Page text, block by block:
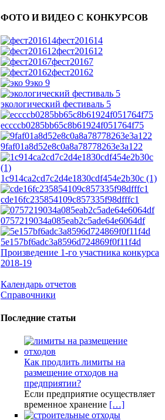
ФОТО И ВИДЕО С КОНКУРСОВ
фест201614
фест201612
фест20167
фест20162
эко 9
экологический фестиваль 5
eccccb0285bb65c8b61924f051764f75
9faf01a8d52e8c0a8a78778263e3a122
1c914ca2cd7c2d4e1830cdf454e2b30c (1)
cde16fc235854109c857335f98dfffc1
0757219034a085eab2c5ade64e6064df
5e157bf6adc3a8596d724869f0f11f4d
Произведение 1-го участника конкурса
2018-19
Календарь отчетов
Справочники
Последние статьи
Как продлить лимиты на
размещение отходов на
предприятии?
Если предприятие осуществляет
временное хранение […]